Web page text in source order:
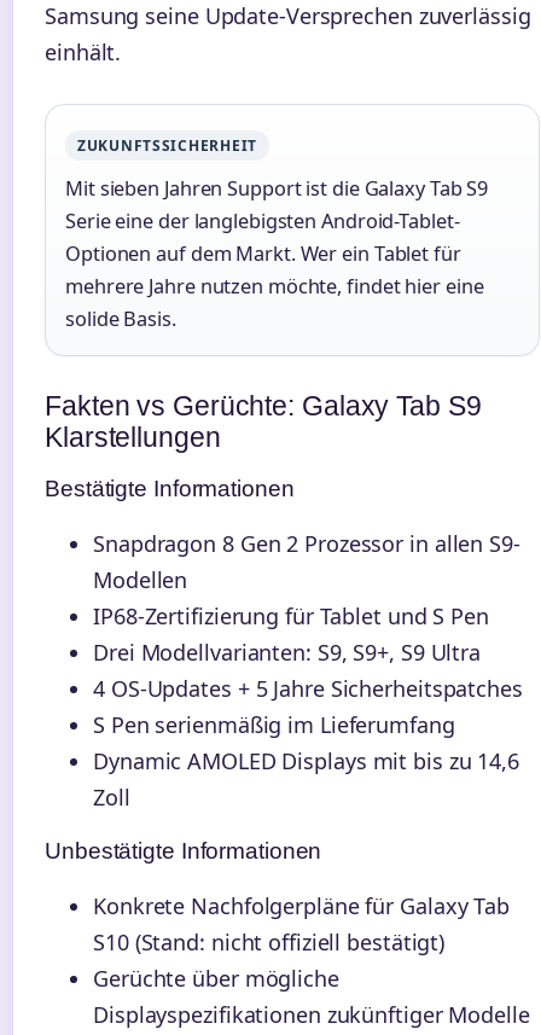
Samsung seine Update-Versprechen zuverlässig
einhält.
ZUKUNFTSSICHERHEIT
Mit sieben Jahren Support ist die Galaxy Tab S9
Serie eine der langlebigsten Android-Tablet-
Optionen auf dem Markt. Wer ein Tablet für
mehrere Jahre nutzen möchte, findet hier eine
solide Basis.
Fakten vs Gerüchte: Galaxy Tab S9
Klarstellungen
Bestätigte Informationen
Snapdragon 8 Gen 2 Prozessor in allen S9-
Modellen
IP68-Zertifizierung für Tablet und S Pen
Drei Modellvarianten: S9, S9+, S9 Ultra
4 OS-Updates + 5 Jahre Sicherheitspatches
S Pen serienmäßig im Lieferumfang
Dynamic AMOLED Displays mit bis zu 14,6
Zoll
Unbestätigte Informationen
Konkrete Nachfolgerpläne für Galaxy Tab
S10 (Stand: nicht offiziell bestätigt)
Gerüchte über mögliche
Displayspezifikationen zukünftiger Modelle